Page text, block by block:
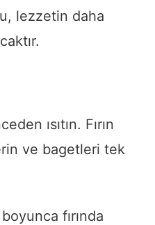
lezzetin daha
ısıtın. Fırın
ve bagetleri tek
fırında